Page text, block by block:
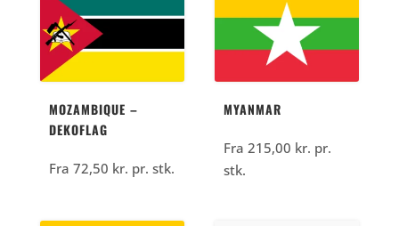
MOZAMBIQUE –
DEKOFLAG
Fra 72,50 kr. pr. stk.
MYANMAR
Fra 215,00 kr. pr.
stk.